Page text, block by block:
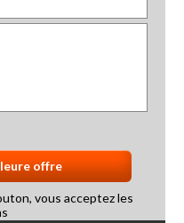
vous acceptez les